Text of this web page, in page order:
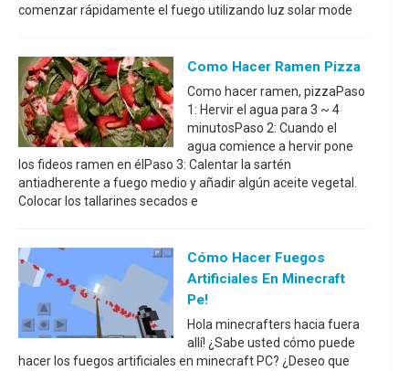
comenzar rápidamente el fuego utilizando luz solar mode
Como Hacer Ramen Pizza
Como hacer ramen, pizzaPaso
1: Hervir el agua para 3 ~ 4
minutosPaso 2: Cuando el
agua comience a hervir pone
los fideos ramen en élPaso 3: Calentar la sartén
antiadherente a fuego medio y añadir algún aceite vegetal.
Colocar los tallarines secados e
Cómo Hacer Fuegos
Artificiales En Minecraft
Pe!
Hola minecrafters hacia fuera
allí! ¿Sabe usted cómo puede
hacer los fuegos artificiales en minecraft PC? ¿Deseo que